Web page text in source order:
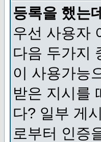
등록을 했는
우선 사용자
다음 두가지
이 사용가능
받은 지시를
다? 일부 게
로부터 인증